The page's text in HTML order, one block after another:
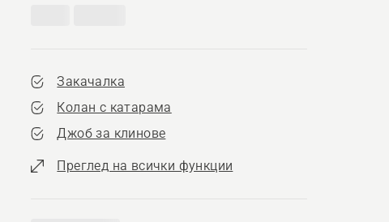
Закачалка
Колан с катарама
Джоб за клинове
Преглед на всички функции